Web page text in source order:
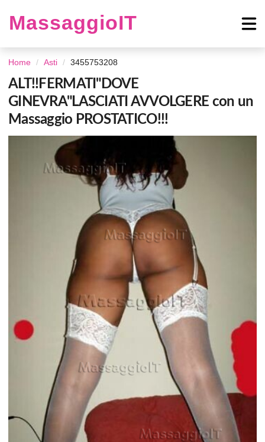
MassaggioIT
Home Asti 3455753208
ALT!!FERMATI"DOVE
GINEVRA"LASCIATI AVVOLGERE con un
Massaggio PROSTATICO!!!